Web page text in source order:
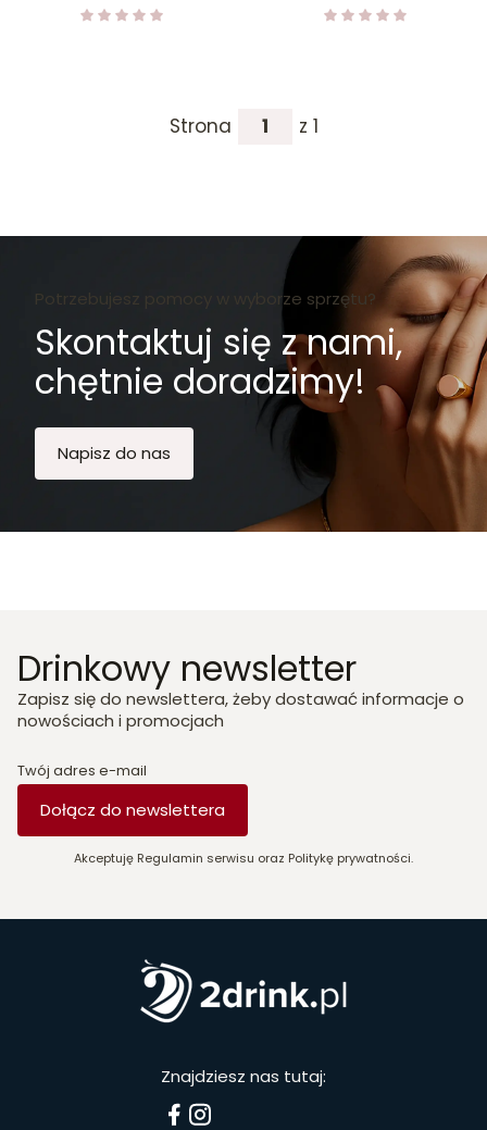
Strona z 1
Potrzebujesz pomocy w wyborze sprzętu?
Skontaktuj się z nami,
chętnie doradzimy!
Napisz do nas
Drinkowy newsletter
Zapisz się do newslettera, żeby dostawać informacje o
nowościach i promocjach
Twój adres e-mail
Dołącz do newslettera
Akceptuję Regulamin serwisu oraz Politykę prywatności.
Znajdziesz nas tutaj: